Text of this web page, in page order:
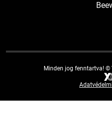
Minden jog fenntartva! ©